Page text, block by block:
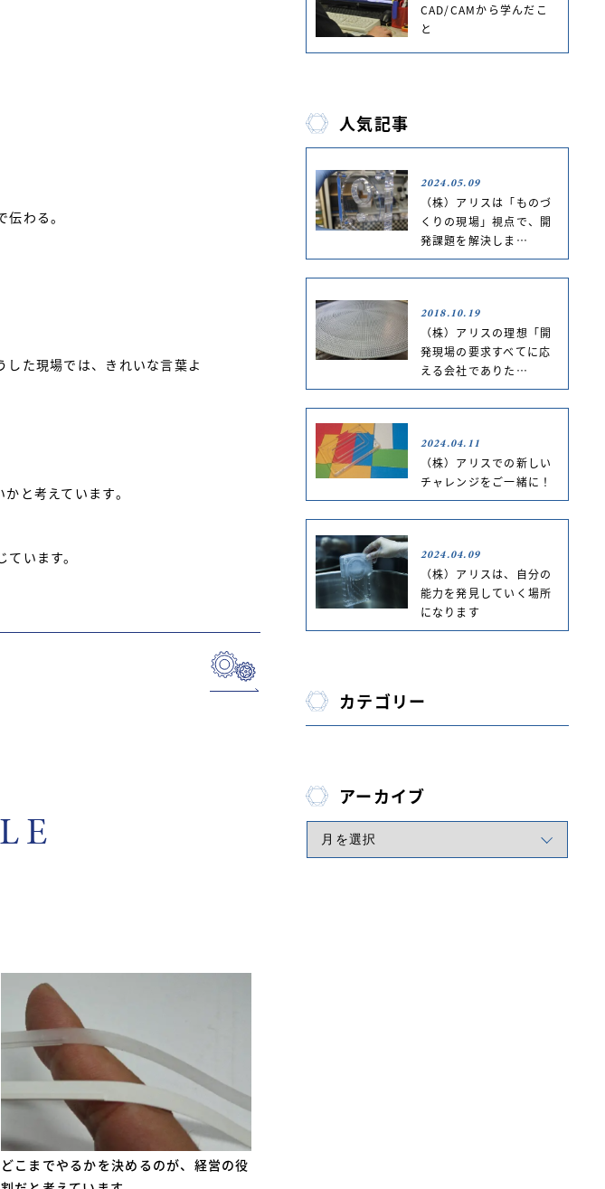
わる。
した現場では、きれいな言葉よ
と考えています。
います。
どこまでやるかを決めるのが、経営の役
CAD/CAMから学んだこ
と
人気記事
2024.05.09
（株）アリスは「ものづ
くりの現場」視点で、開
発課題を解決しま…
2018.10.19
（株）アリスの理想「開
発現場の要求すべてに応
える会社でありた…
2024.04.11
（株）アリスでの新しい
チャレンジをご一緒に！
2024.04.09
（株）アリスは、自分の
能力を発見していく場所
になります
カテゴリー
アーカイブ